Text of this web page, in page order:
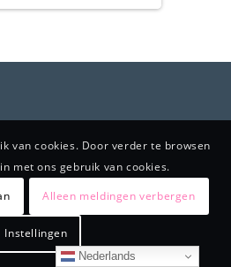
van cookies. Door verder te browsen
met ons gebruik van cookies.
Alleen meldingen verbergen
Instellingen
Nederlands